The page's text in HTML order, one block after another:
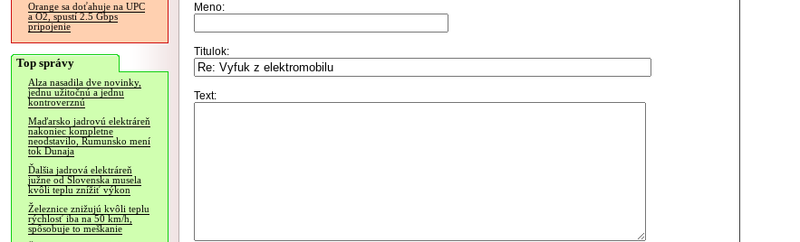
Orange sa doťahuje na UPC
a O2, spustí 2.5 Gbps
pripojenie
Top správy
Alza nasadila dve novinky,
jednu užitočnú a jednu
kontroverznú
Maďarsko jadrovú elektráreň
nakoniec kompletne
neodstavilo, Rumunsko mení
tok Dunaja
Ďalšia jadrová elektráreň
južne od Slovenska musela
kvôli teplu znížiť výkon
Železnice znižujú kvôli teplu
rýchlosť iba na 50 km/h,
spôsobuje to meškanie
Meno:
Titulok:
Text: